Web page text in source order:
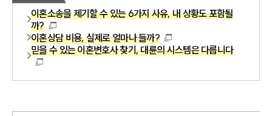
이혼소송을 제기할 수 있는 6가지 사유, 내 상황도 포함될
까?
이혼상담 비용, 실제로 얼마나 들까?
믿을 수 있는 이혼변호사 찾기, 대륜의 시스템은 다릅니다